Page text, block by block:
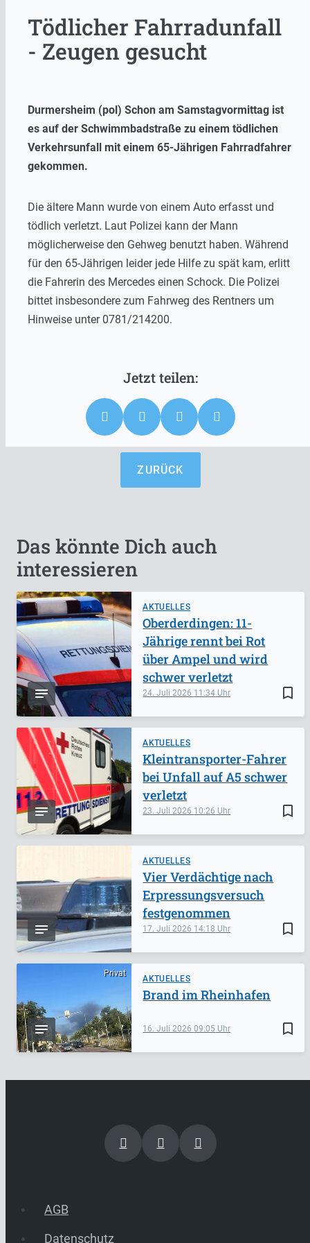
Tödlicher Fahrradunfall
- Zeugen gesucht
Durmersheim (pol) Schon am Samstagvormittag ist
es auf der Schwimmbadstraße zu einem tödlichen
Verkehrsunfall mit einem 65-Jährigen Fahrradfahrer
gekommen.
Die ältere Mann wurde von einem Auto erfasst und
tödlich verletzt. Laut Polizei kann der Mann
möglicherweise den Gehweg benutzt haben. Während
für den 65-Jährigen leider jede Hilfe zu spät kam, erlitt
die Fahrerin des Mercedes einen Schock. Die Polizei
bittet insbesondere zum Fahrweg des Rentners um
Hinweise unter 0781/214200.
ZURÜCK
Das könnte Dich auch
interessieren
AKTUELLES
bookmark_border
24. Juli 2026 11:34
Oberderdingen: 11-
Jährige rennt bei Rot
über Ampel und wird
schwer verletzt
AKTUELLES
bookmark_border
23. Juli 2026 10:26
Kleintransporter-Fahrer
bei Unfall auf A5 schwer
verletzt
AKTUELLES
bookmark_border
17. Juli 2026 14:18
Vier Verdächtige nach
Erpressungsversuch
festgenommen
Privat
AKTUELLES
bookmark_border
16. Juli 202609:05
Brand im Rheinhafen
AGB
Datenschutz